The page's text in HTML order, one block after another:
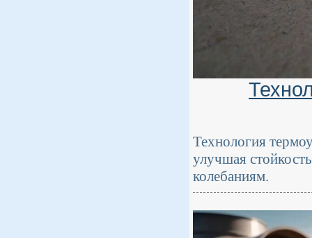
Технология
улучшая
колебаниям.